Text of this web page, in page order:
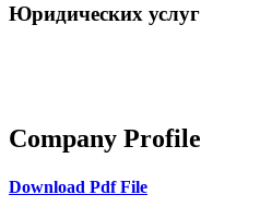
Юридических услуг
Company Profile
Download Pdf File